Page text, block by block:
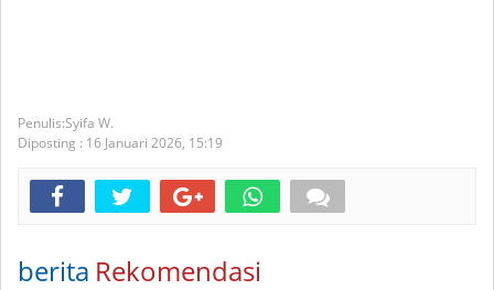
Syifa W.
Diposting : 16 Januari 2026, 15:19
berita Rekomendasi